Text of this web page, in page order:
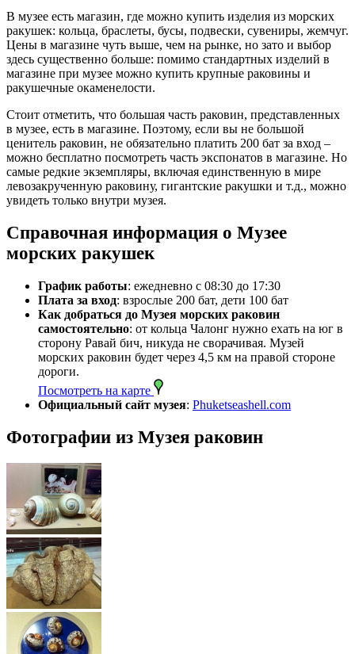
В музее есть магазин, где можно купить изделия из морских
ракушек: кольца, браслеты, бусы, подвески, сувениры, жемчуг.
Цены в магазине чуть выше, чем на рынке, но зато и выбор
здесь существенно больше: помимо стандартных изделий в
магазине при музее можно купить крупные раковины и
ракушечные окаменелости.
Стоит отметить, что большая часть раковин, представленных
в музее, есть в магазине. Поэтому, если вы не большой
ценитель раковин, не обязательно платить 200 бат за вход –
можно бесплатно посмотреть часть экспонатов в магазине. Но
самые редкие экземпляры, включая единственную в мире
левозакрученную раковину, гигантские ракушки и т.д., можно
увидеть только внутри музея.
Справочная информация о Музее
морских ракушек
График работы: ежедневно с 08:30 до 17:30
Плата за вход: взрослые 200 бат, дети 100 бат
Как добраться до Музея морских раковин
самостоятельно: от кольца Чалонг нужно ехать на юг в
сторону Равай бич, никуда не сворачивая. Музей
морских раковин будет через 4,5 км на правой стороне
дороги.
Посмотреть на карте
Официальный сайт музея: Phuketseashell.com
Фотографии из Музея раковин